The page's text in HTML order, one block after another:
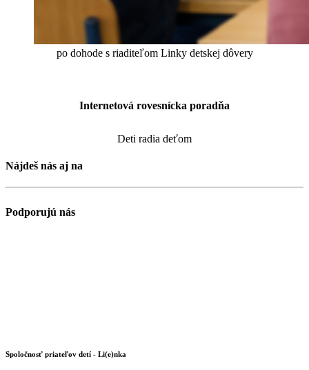
po dohode s riaditeľom Linky detskej dôvery
Internetová rovesnícka poradňa
Deti radia deťom
Nájdeš nás aj na
Podporujú nás
Spoločnosť priateľov detí - Li(e)nka